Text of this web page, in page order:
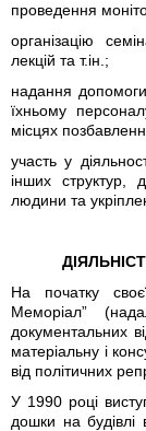
проведення
організацію
лекцій та т.ін.;
надання
їхньому
місцях
участь у
інших структур,
людини та
На початку
Меморіал”
документальних
матеріальну і
від політичних
У 1990 році
дошки на будівлі